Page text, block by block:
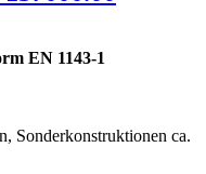
EN 1143-1
Sonderkonstruktionen ca.